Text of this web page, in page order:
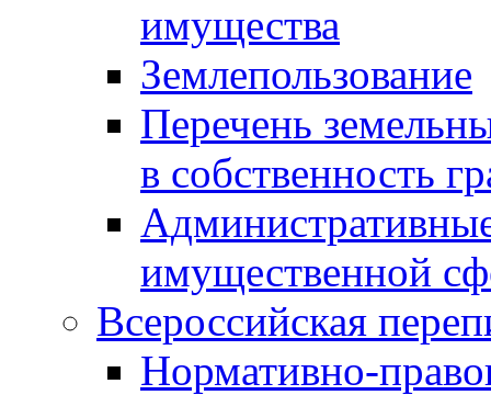
имущества
Землепользование
Перечень
в собственность
имущественной
Всероссийская
Нормативно-